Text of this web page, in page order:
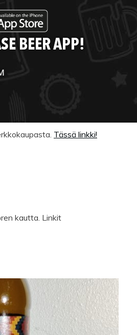
Tässä linkki!
kautta. Linkit